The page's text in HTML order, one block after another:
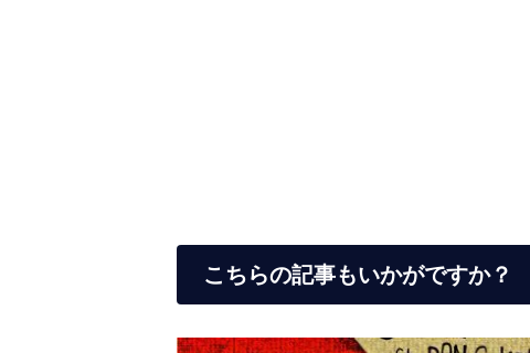
こちらの記事もいかがですか？